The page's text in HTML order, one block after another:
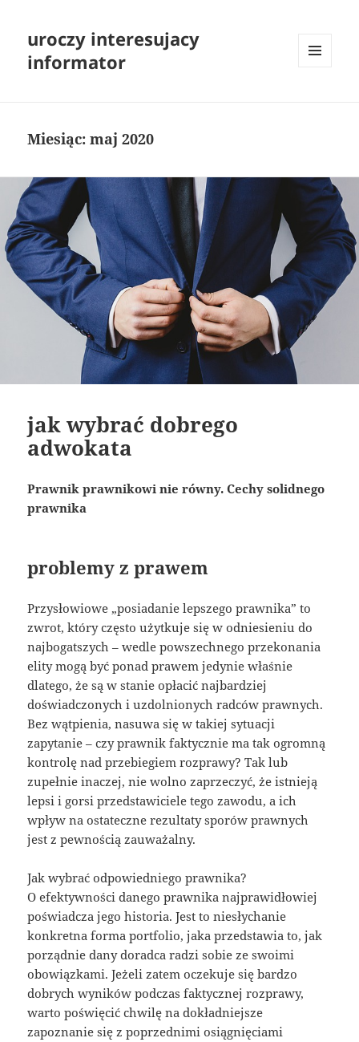
uroczy interesujacy
informator
Miesiąc:maj 2020
jak wybrać dobrego
adwokata
Prawnik prawnikowi nie równy. Cechy solidnego
prawnika
problemy z prawem
Przysłowiowe „posiadanie lepszego prawnika” to
zwrot, który często użytkuje się w odniesieniu do
najbogatszych – wedle powszechnego przekonania
elity mogą być ponad prawem jedynie właśnie
dlatego, że są w stanie opłacić najbardziej
doświadczonych i uzdolnionych radców prawnych.
Bez wątpienia, nasuwa się w takiej sytuacji
zapytanie – czy prawnik faktycznie ma tak ogromną
kontrolę nad przebiegiem rozprawy? Tak lub
zupełnie inaczej, nie wolno zaprzeczyć, że istnieją
lepsi i gorsi przedstawiciele tego zawodu, a ich
wpływ na ostateczne rezultaty sporów prawnych
jest z pewnością zauważalny.
Jak wybrać odpowiedniego prawnika?
O efektywności danego prawnika najprawidłowiej
poświadcza jego historia. Jest to niesłychanie
konkretna forma portfolio, jaka przedstawia to, jak
porządnie dany doradca radzi sobie ze swoimi
obowiązkami. Jeżeli zatem oczekuje się bardzo
dobrych wyników podczas faktycznej rozprawy,
warto poświęcić chwilę na dokładniejsze
zapoznanie się z poprzednimi osiągnięciami